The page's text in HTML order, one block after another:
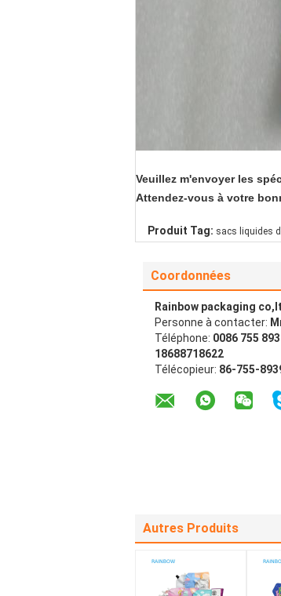
Veuillez m'envoyer les
Attendez-vous à votre
Produit Tag: sacs liquides
Coordonnées
Rainbow packaging
Personne à contacter:
Téléphone: 0086 755
18688718622
Télécopieur: 86-755-
Autres Produits